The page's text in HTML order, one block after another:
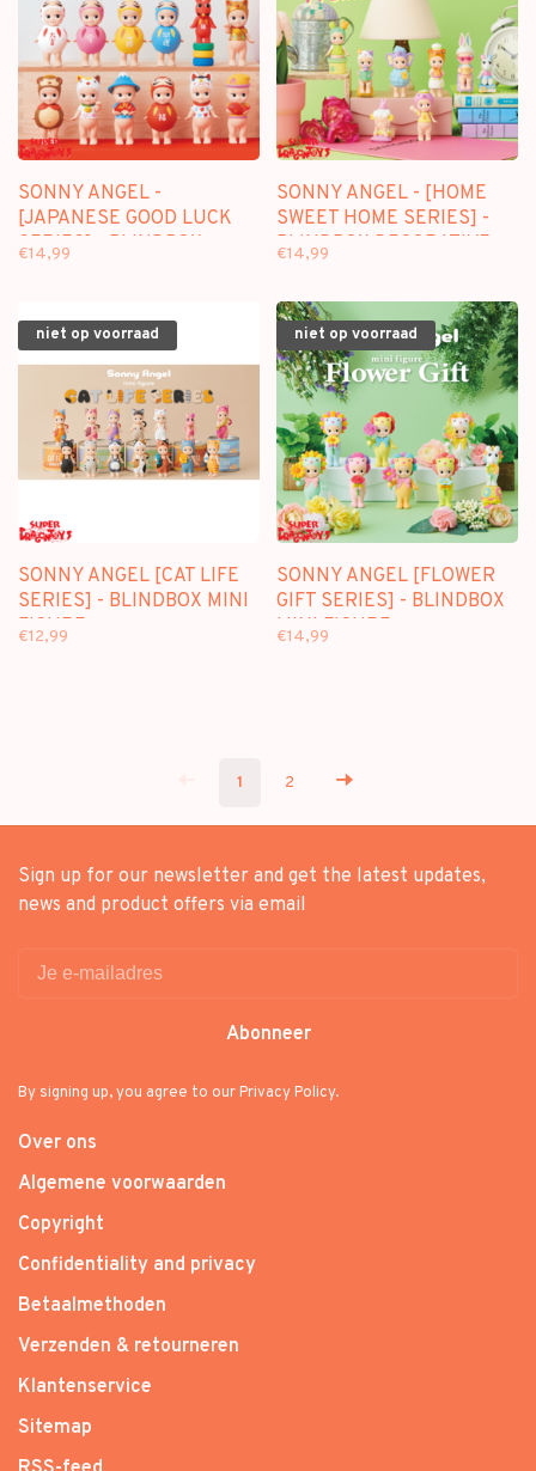
SONNY ANGEL -
[JAPANESE GOOD LUCK
SERIES] - BLINDBOX
€14,99
SONNY ANGEL - [HOME
SWEET HOME SERIES] -
BLINDBOX DECORATIVE
€14,99
niet op voorraad
SONNY ANGEL [CAT LIFE
SERIES] - BLINDBOX MINI
FIGURE
€12,99
niet op voorraad
SONNY ANGEL [FLOWER
GIFT SERIES] - BLINDBOX
MINI FIGURE
€14,99
1 2
Sign up for our newsletter and get the latest updates,
news and product offers via email
Abonneer
By signing up, you agree to our Privacy Policy.
Over ons
Algemene voorwaarden
Copyright
Confidentiality and privacy
Betaalmethoden
Verzenden & retourneren
Klantenservice
Sitemap